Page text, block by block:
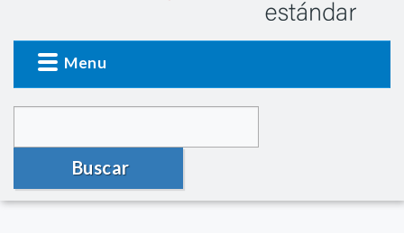
Menu
Buscar